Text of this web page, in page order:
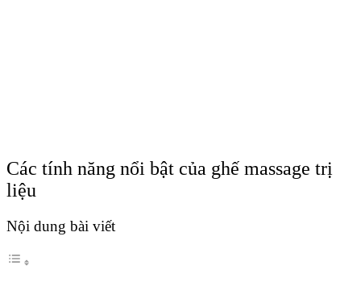
Các tính năng nổi bật của ghế massage trị
liệu
Nội dung bài viết